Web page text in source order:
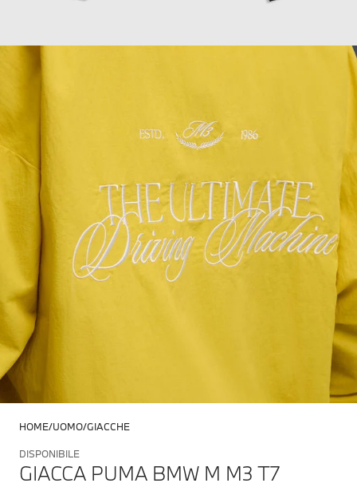
HOME UOMO GIACCHE
DISPONIBILE
GIACCA PUMA BMW M M3 T7